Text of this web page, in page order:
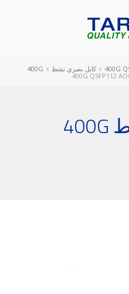
كابل بصري نشط
400G
كابل بصري نشط 400G